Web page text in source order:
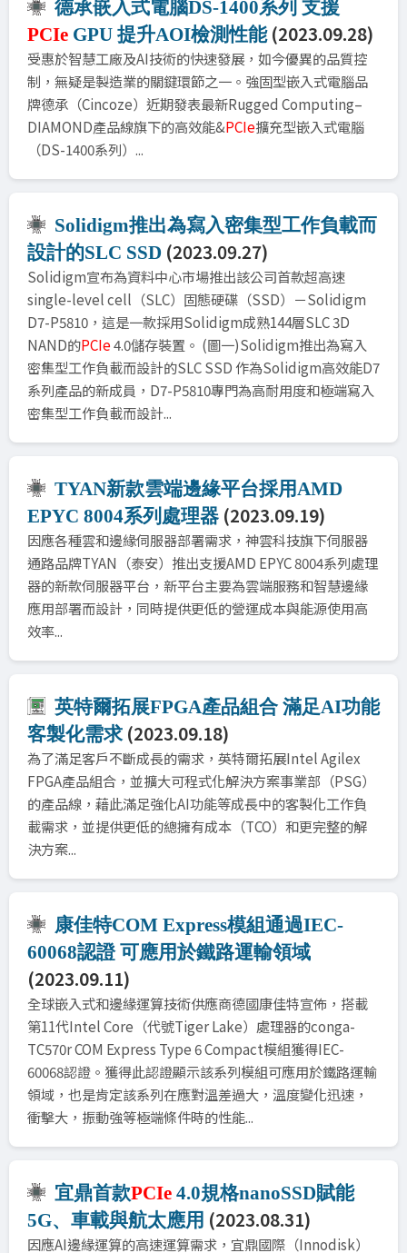
德承嵌入式電腦DS-1400系列 支援
PCIe GPU 提升AOI檢測性能(2023.09.28)
受惠於智慧工廠及AI技術的快速發展，如今優異的品質控
制，無疑是製造業的關鍵環節之一。強固型嵌入式電腦品
牌德承（Cincoze）近期發表最新Rugged Computing–
DIAMOND產品線旗下的高效能&PCIe擴充型嵌入式電腦
（DS-1400系列）...
Solidigm推出為寫入密集型工作負載而
設計的SLC SSD (2023.09.27)
Solidigm宣布為資料中心市場推出該公司首款超高速
single-level cell（SLC）固態硬碟（SSD）－Solidigm
D7-P5810，這是一款採用Solidigm成熟144層SLC 3D
NAND的PCIe4.0儲存裝置。 (圖一)Solidigm推出為寫入
密集型工作負載而設計的SLC SSD 作為Solidigm高效能D7
系列產品的新成員，D7-P5810專門為高耐用度和極端寫入
密集型工作負載而設計...
TYAN新款雲端邊緣平台採用AMD
EPYC 8004系列處理器 (2023.09.19)
因應各種雲和邊緣伺服器部署需求，神雲科技旗下伺服器
通路品牌TYAN（泰安）推出支援AMD EPYC 8004系列處理
器的新款伺服器平台，新平台主要為雲端服務和智慧邊緣
應用部署而設計，同時提供更低的營運成本與能源使用高
效率...
英特爾拓展FPGA產品組合 滿足AI功能
客製化需求(2023.09.18)
為了滿足客戶不斷成長的需求，英特爾拓展Intel Agilex
FPGA產品組合，並擴大可程式化解決方案事業部（PSG）
的產品線，藉此滿足強化AI功能等成長中的客製化工作負
載需求，並提供更低的總擁有成本（TCO）和更完整的解
決方案...
康佳特COM Express模組通過IEC-
60068認證 可應用於鐵路運輸領域
(2023.09.11)
全球嵌入式和邊緣運算技術供應商德國康佳特宣佈，搭載
第11代Intel Core（代號Tiger Lake）處理器的conga-
TC570r COM Express Type 6 Compact模組獲得IEC-
60068認證。獲得此認證顯示該系列模組可應用於鐵路運輸
領域，也是肯定該系列在應對溫差過大，溫度變化迅速，
衝擊大，振動強等極端條件時的性能...
宜鼎首款PCIe 4.0規格nanoSSD賦能
5G、車載與航太應用 (2023.08.31)
因應AI邊緣運算的高速運算需求，宜鼎國際（Innodisk）